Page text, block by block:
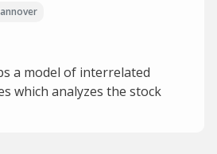
a model of interrelated
which analyzes the stock